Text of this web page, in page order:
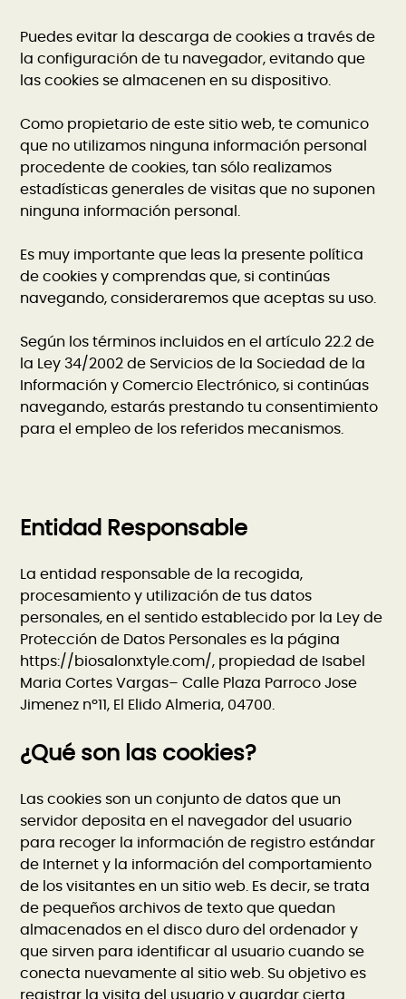
Puedes evitar la descarga de cookies a través de
la configuración de tu navegador, evitando que
las cookies se almacenen en su dispositivo.
Como propietario de este sitio web, te comunico
que no utilizamos ninguna información personal
procedente de cookies, tan sólo realizamos
estadísticas generales de visitas que no suponen
ninguna información personal.
Es muy importante que leas la presente política
de cookies y comprendas que, si continúas
navegando, consideraremos que aceptas su uso.
Según los términos incluidos en el artículo 22.2 de
la Ley 34/2002 de Servicios de la Sociedad de la
Información y Comercio Electrónico, si continúas
navegando, estarás prestando tu consentimiento
para el empleo de los referidos mecanismos.
Entidad Responsable
La entidad responsable de la recogida,
procesamiento y utilización de tus datos
personales, en el sentido establecido por la Ley de
Protección de Datos Personales es la página
https://biosalonxtyle.com/, propiedad de Isabel
Maria Cortes Vargas– Calle Plaza Parroco Jose
Jimenez nº11, El Elido Almeria, 04700.
¿Qué son las cookies?
Las cookies son un conjunto de datos que un
servidor deposita en el navegador del usuario
para recoger la información de registro estándar
de Internet y la información del comportamiento
de los visitantes en un sitio web. Es decir, se trata
de pequeños archivos de texto que quedan
almacenados en el disco duro del ordenador y
que sirven para identificar al usuario cuando se
conecta nuevamente al sitio web. Su objetivo es
registrar la visita del usuario y guardar cierta